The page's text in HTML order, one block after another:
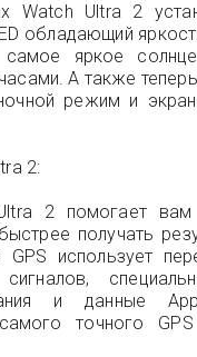
Watch Ultra 2
обладающий
яркое
А также
режим и
2:
2 помогает вам
получать
GPS использует
и данные
точного